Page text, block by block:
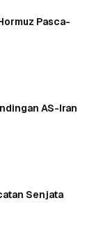
Pasca-
AS-Iran
Senjata